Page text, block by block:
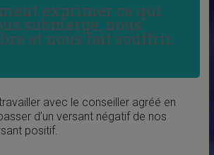
exprimer ce qui
submerge, nous
et nous fait souffrir.
avec le conseiller agréé en
d’un versant négatif de nos
positif.